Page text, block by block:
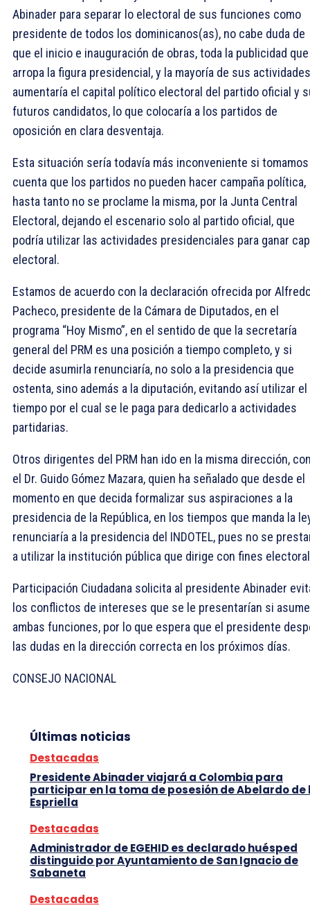
Abinader para separar lo electoral de sus funciones como
presidente de todos los dominicanos(as), no cabe duda de
que el inicio e inauguración de obras, toda la publicidad que
arropa la figura presidencial, y la mayoría de sus
aumentaría el capital político electoral del partido oficial y
futuros candidatos, lo que colocaría a los partidos de
oposición en clara desventaja.
Esta situación sería todavía más inconveniente si
cuenta que los partidos no pueden hacer campaña política,
hasta tanto no se proclame la misma, por la Junta Central
Electoral, dejando el escenario solo al partido oficial, que
podría utilizar las actividades presidenciales para ganar
electoral.
Estamos de acuerdo con la declaración ofrecida por
Pacheco, presidente de la Cámara de Diputados, en el
programa “Hoy Mismo”, en el sentido de que la secretaría
general del PRM es una posición a tiempo completo, y si
decide asumirla renunciaría, no solo a la presidencia que
ostenta, sino además a la diputación, evitando así utilizar el
tiempo por el cual se le paga para dedicarlo a actividades
partidarias.
Otros dirigentes del PRM han ido en la misma dirección,
el Dr. Guido Gómez Mazara, quien ha señalado que desde el
momento en que decida formalizar sus aspiraciones a la
presidencia de la República, en los tiempos que manda la
renunciaría a la presidencia del INDOTEL, pues no se
a utilizar la institución pública que dirige con fines
Participación Ciudadana solicita al presidente Abinader
los conflictos de intereses que se le presentarían si asume
ambas funciones, por lo que espera que el presidente
las dudas en la dirección correcta en los próximos días.
CONSEJO NACIONAL
Últimas noticias
Destacadas
Presidente Abinader viajará a Colombia para
participar en la toma de posesión de Abelardo de
Espriella
Destacadas
Administrador de EGEHID es declarado huésped
distinguido por Ayuntamiento de San Ignacio de
Sabaneta
Destacadas